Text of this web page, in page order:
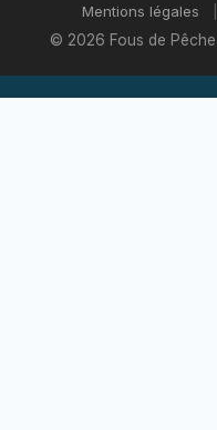
Mentions légales
© 2026 Fous de Pêche